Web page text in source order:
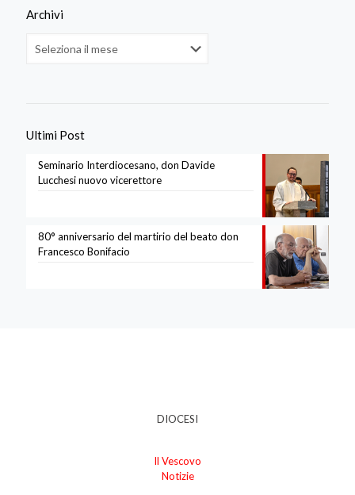
Archivi
Ultimi Post
Seminario Interdiocesano, don Davide
Lucchesi nuovo vicerettore
80° anniversario del martirio del beato don
Francesco Bonifacio
DIOCESI
Il Vescovo
Notizie